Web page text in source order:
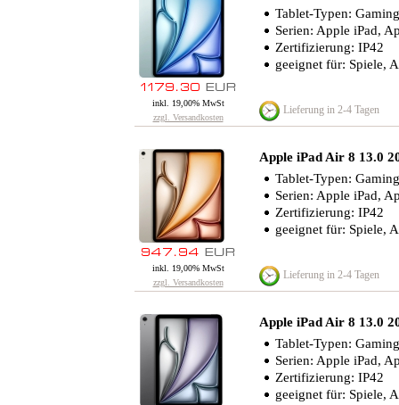
Tablet-Typen:
Serien: Apple iPad,
Zertifizierung: IP42
geeignet für: Spiele,
inkl. 19,00% MwSt
zzgl. Versandkosten
Lieferung in 2-4 Tagen
Apple iPad Air 8 13.0
Tablet-Typen:
Serien: Apple iPad,
Zertifizierung: IP42
geeignet für: Spiele,
inkl. 19,00% MwSt
zzgl. Versandkosten
Lieferung in 2-4 Tagen
Apple iPad Air 8 13.0
Tablet-Typen:
Serien: Apple iPad,
Zertifizierung: IP42
geeignet für: Spiele,